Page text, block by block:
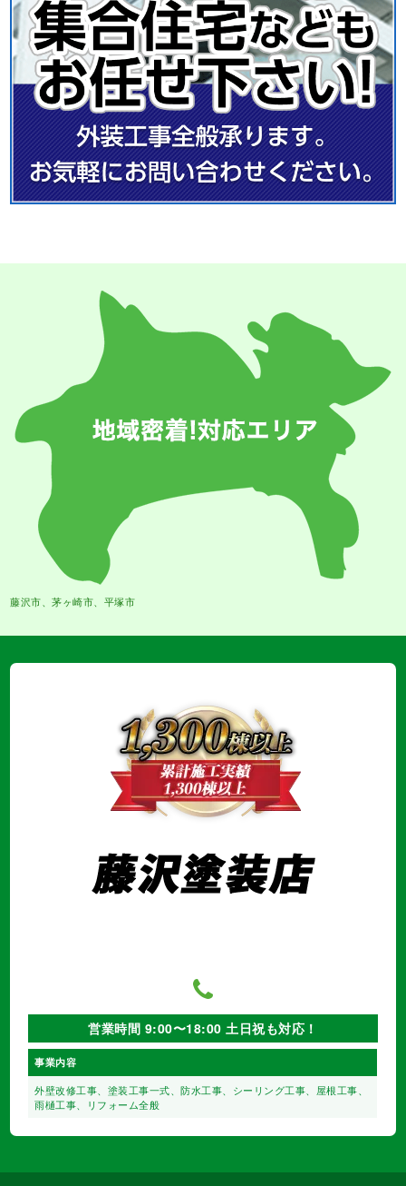
藤沢市、茅ヶ崎市、平塚市
営業時間 9:00〜18:00 土日祝も対応！
事業内容
外壁改修工事、塗装工事⼀式、防水工事、シーリング工事、 屋根工事、
雨樋工事、
リフォーム全般